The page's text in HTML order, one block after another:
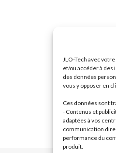
JLO-Tech avec
et/ou accéder à
des données
vous y opposer en
Ces données sont
- Contenus et
adaptées à vos
communication
performance du
produit.